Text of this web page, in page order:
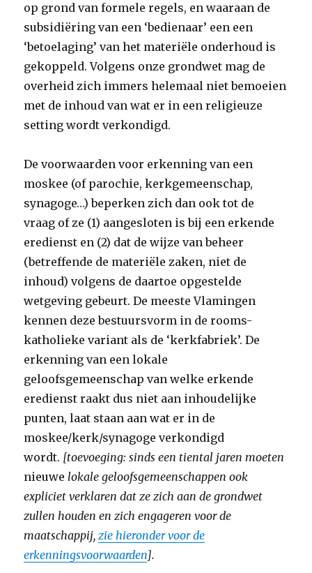
op grond van formele regels, en waaraan de
subsidiëring van een ‘bedienaar’ een een
‘betoelaging’ van het materiële onderhoud is
gekoppeld. Volgens onze grondwet mag de
overheid zich immers helemaal niet bemoeien
met de inhoud van wat er in een religieuze
setting wordt verkondigd.
De voorwaarden voor erkenning van een
moskee (of parochie, kerkgemeenschap,
synagoge…) beperken zich dan ook tot de
vraag of ze (1) aangesloten is bij een erkende
eredienst en (2) dat de wijze van beheer
(betreffende de materiële zaken, niet de
inhoud) volgens de daartoe opgestelde
wetgeving gebeurt. De meeste Vlamingen
kennen deze bestuursvorm in de rooms-
katholieke variant als de ‘kerkfabriek’. De
erkenning van een lokale
geloofsgemeenschap van welke erkende
eredienst raakt dus niet aan inhoudelijke
punten, laat staan aan wat er in de
moskee/kerk/synagoge verkondigd
wordt. [toevoeging: sinds een tiental jaren moeten
nieuwe lokale geloofsgemeenschappen ook
expliciet verklaren dat ze zich aan de grondwet
zullen houden en zich engageren voor de
maatschappij,zie hieronder voor de
erkenningsvoorwaarden].